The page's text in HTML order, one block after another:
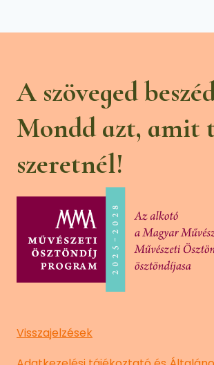
A szöveged
Mondd azt, amit
szeretnél!
Visszajelzések